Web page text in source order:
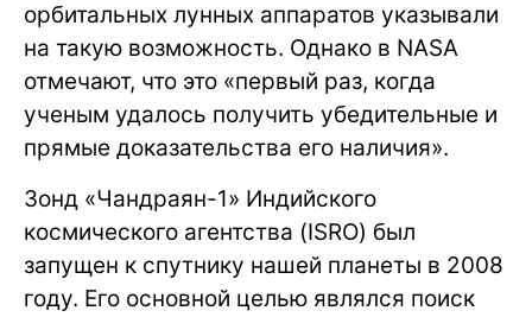
орбитальных лунных аппаратов указывали
на такую возможность. Однако в NASA
отмечают, что это «первый раз, когда
ученым удалось получить убедительные и
прямые доказательства его наличия».
Зонд «Чандраян-1» Индийского
космического агентства (ISRO) был
запущен к спутнику нашей планеты в 2008
году. Его основной целью являлся поиск